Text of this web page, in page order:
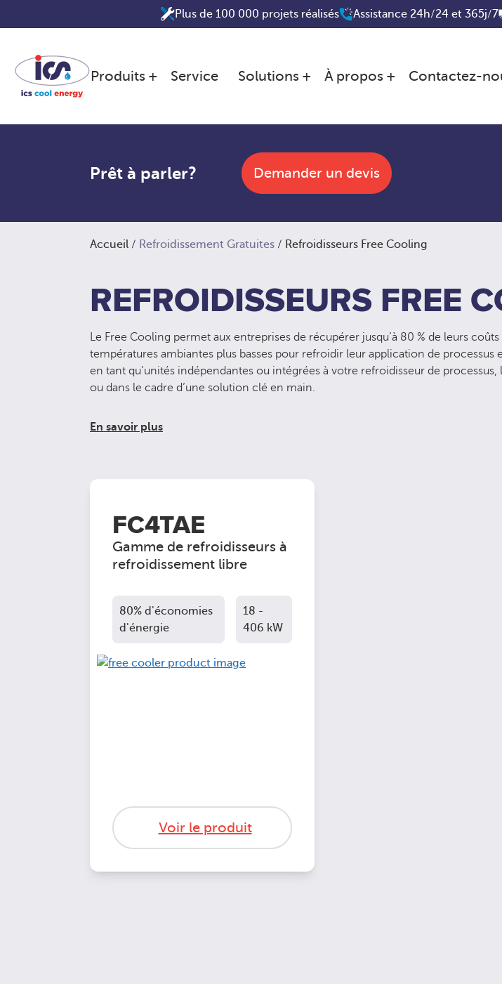
Plus de 100 000 projets réalisés Assistance 24h/24 et 365j/7
Produits Service Solutions À propos Contactez-
Prêt à parler? Demander un devis
Accueil / Refroidissement Gratuites / Refroidisseurs Free Cooling
REFROIDISSEURS FREE
Le Free Cooling permet aux entreprises de récupérer jusqu’à 80 % de leurs
températures ambiantes plus basses pour refroidir leur application de
en tant qu’unités indépendantes ou intégrées à votre refroidisseur de
ou dans le cadre d’une solution clé en main.
En savoir plus
FC4TAE
Gamme de refroidisseurs à
refroidissement libre
80% d'économies
d'énergie
18 -
406 kW
Voir le produit